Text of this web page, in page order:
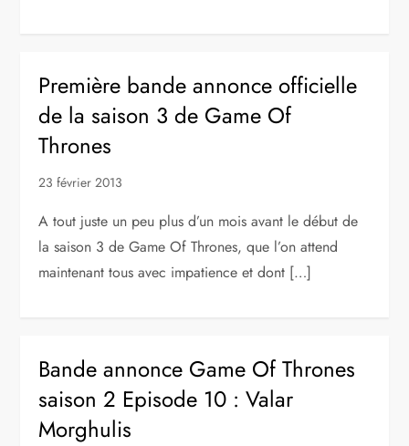
Première bande annonce officielle
de la saison 3 de Game Of
Thrones
23 février 2013
A tout juste un peu plus d’un mois avant le début de
la saison 3 de Game Of Thrones, que l’on attend
maintenant tous avec impatience et dont […]
Bande annonce Game Of Thrones
saison 2 Episode 10 : Valar
Morghulis